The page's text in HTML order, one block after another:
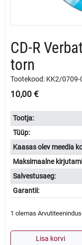
CD-R
torn
Tootekood: KK2/0709-
10,00 €
Tootja:
Tüüp:
Kaasas olev meedia
Maksimaalne
Salvestusaeg:
Garantii:
1 olemas
CD-
Lisa korvi